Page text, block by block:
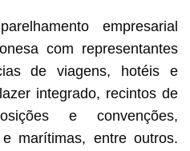
empresarial
com representantes
de viagens, hotéis e
integrado, recintos de
e convenções,
marítimas, entre outros.